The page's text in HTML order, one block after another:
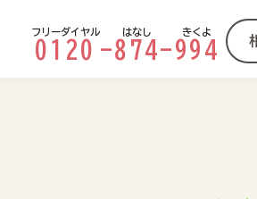
0120
フリーダイヤル
-874
はなし
-994
きくよ